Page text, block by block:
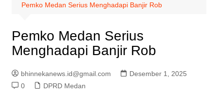
Pemko Medan Serius Menghadapi Banjir Rob
Pemko Medan Serius
Menghadapi Banjir Rob
bhinnekanews.id@gmail.com
Desember 1, 2025
0
DPRD Medan